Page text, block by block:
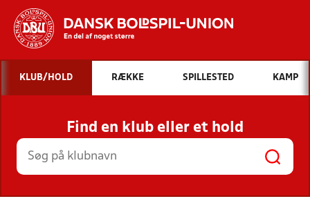
Hvad vil du søge efter?
INDHOLD OG NYHEDER
STILLINGER, RESULTATER, KLUBBER OG
HOLD
KLUB/HOLD RÆKKE SPILLESTED KAMP
Find en klub eller et hold